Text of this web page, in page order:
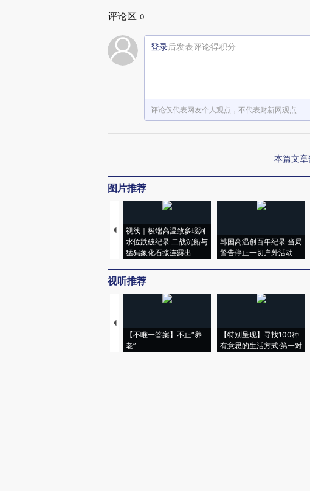
评论区 0
登录后发表评论得积分
评论仅代表网友个人观点，不代表财新网观点
本篇文
图片推荐
视线｜极端高温致多瑙河
水位跌破纪录 二战沉船与
猛犸象化石接连露出
韩国高温创百年纪录 当局
警告停止一切户外活动
视听推荐
【不唯一答案】不止“养
老”
【特别呈现】寻找100种
有意思的生活方式·第一对